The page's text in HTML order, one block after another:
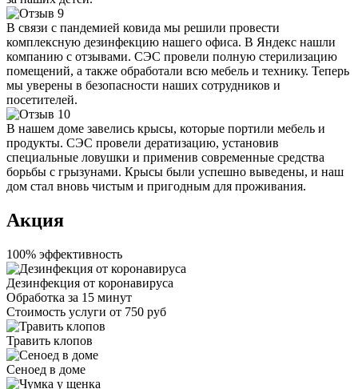
В связи с пандемией ковида мы решили провести
комплексную дезинфекцию нашего офиса. В Яндекс нашли
компанию с отзывами. СЭС провели полную стерилизацию
помещений, а также обработали всю мебель и технику. Теперь
мы уверены в безопасности наших сотрудников и
посетителей.
В нашем доме завелись крысы, которые портили мебель и
продукты. СЭС провели дератизацию, установив
специальные ловушки и применив современные средства
борьбы с грызунами. Крысы были успешно выведены, и наш
дом стал вновь чистым и пригодным для проживания.
Акция
100% эффективность
Дезинфекция от коронавируса
Обработка за 15 минут
Стоимость услуги от 750 руб
Травить клопов
Сеноед в доме